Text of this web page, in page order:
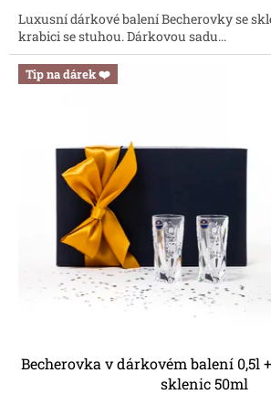
z
5
hvězdiček.
Luxusní dárkové balení Becherovky se
krabici se stuhou. Dárkovou sadu...
Tip na dárek ❤️
Becherovka v dárkovém balení 0,5l
sklenic 50ml